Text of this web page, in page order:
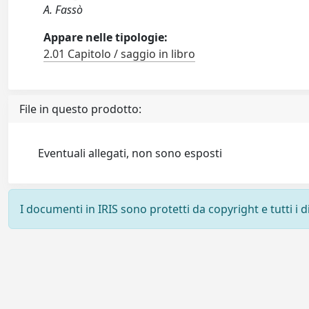
A. Fassò
Appare nelle tipologie:
2.01 Capitolo / saggio in libro
File in questo prodotto:
Eventuali allegati, non sono esposti
I documenti in IRIS sono protetti da copyright e tutti i